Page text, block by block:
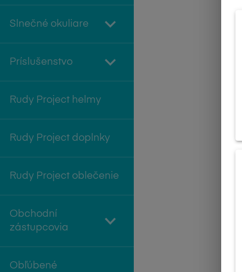
Slnečné okuliare
Príslušenstvo
Rudy Project helmy
Rudy Project doplnky
Rudy Project oblečenie
Obchodní
zástupcovia
Obľúbené